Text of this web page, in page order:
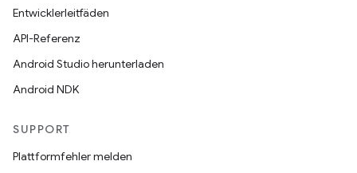
Entwicklerleitfäden
API-Referenz
Android Studio herunterladen
Android NDK
SUPPORT
Plattformfehler melden